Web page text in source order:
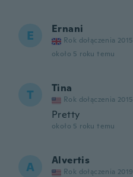
E Ernani
Rok dołączenia 2015
około 5 roku temu
T Tina
Rok dołączenia 2015
Pretty
około 5 roku temu
A Alvertis
Rok dołączenia 2019